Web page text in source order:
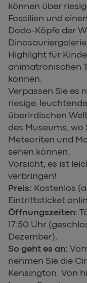
können über
Fossilien und
Dodo-Köpfe der
Highlight für
animatronischen
können.
Verpassen Sie es
riesige,
überirdischen
des Museums,
Meteoriten und
sehen können.
Vorsicht, es ist
verbringen!
Preis: Kostenlos
Eintrittsticket
Öffnungszeiten:
17:50 Uhr
Dezember).
So geht es an:
nehmen Sie die
Kensington. Von